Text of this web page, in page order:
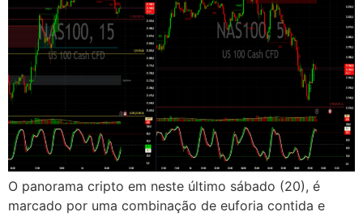
O panorama cripto em neste último sábado (20), é
marcado por uma combinação de euforia contida e